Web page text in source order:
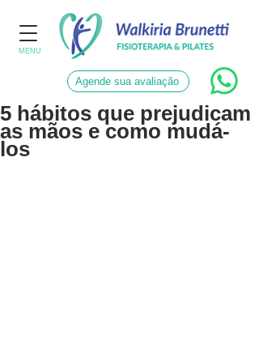
MENU
Agende sua avaliação
5 hábitos que prejudicam
as mãos e como mudá-
los